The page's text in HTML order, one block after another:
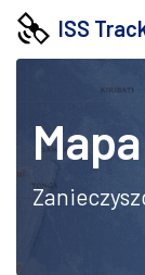
ISS